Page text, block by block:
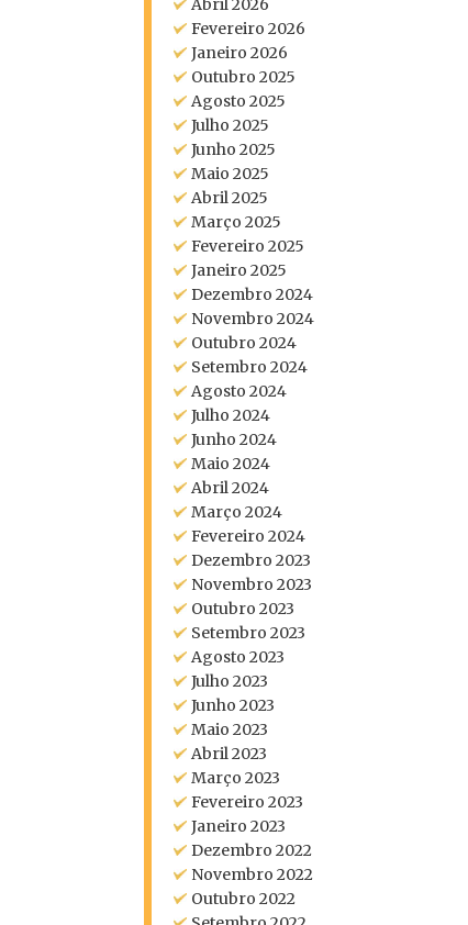
Abril 2026
Fevereiro 2026
Janeiro 2026
Outubro 2025
Agosto 2025
Julho 2025
Junho 2025
Maio 2025
Abril 2025
Março 2025
Fevereiro 2025
Janeiro 2025
Dezembro 2024
Novembro 2024
Outubro 2024
Setembro 2024
Agosto 2024
Julho 2024
Junho 2024
Maio 2024
Abril 2024
Março 2024
Fevereiro 2024
Dezembro 2023
Novembro 2023
Outubro 2023
Setembro 2023
Agosto 2023
Julho 2023
Junho 2023
Maio 2023
Abril 2023
Março 2023
Fevereiro 2023
Janeiro 2023
Dezembro 2022
Novembro 2022
Outubro 2022